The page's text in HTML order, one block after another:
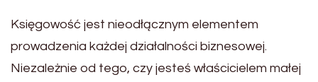
Księgowość jest nieodłącznym elementem
prowadzenia każdej działalności biznesowej.
Niezależnie od tego, czy jesteś właścicielem małej